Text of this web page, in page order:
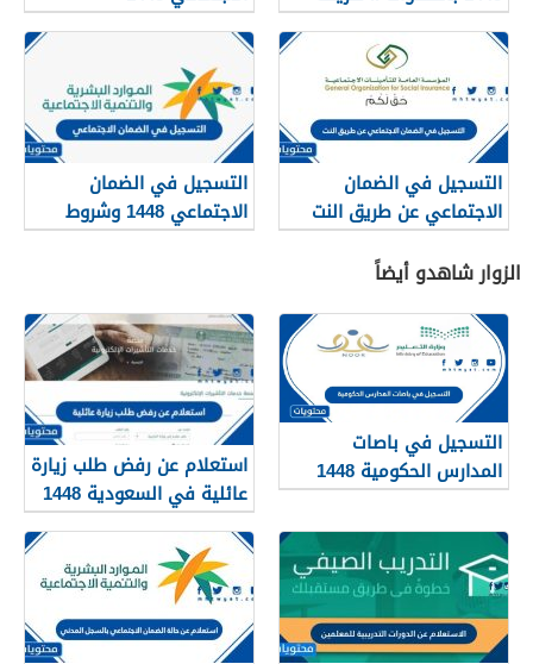
وشروط التسجيل في
الضمان الاجتماعي
التسجيل في الضمان
الاجتماعي عن طريق النت
1448
التسجيل في الضمان
الاجتماعي 1448 وشروط
التقديم والفئات المستحقة
الزوار شاهدو أيضاً
التسجيل في باصات
المدارس الحكومية 1448
استعلام عن رفض طلب زيارة
عائلية في السعودية 1448
الرابط والطريقة